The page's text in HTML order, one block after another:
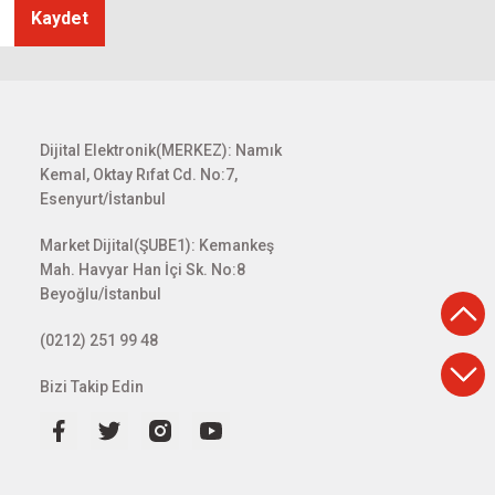
Kaydet
Dijital Elektronik(MERKEZ): Namık
Kemal, Oktay Rıfat Cd. No:7,
Esenyurt/İstanbul
Market Dijital(ŞUBE1): Kemankeş
Mah. Havyar Han İçi Sk. No:8
Beyoğlu/İstanbul
(0212) 251 99 48
Bizi Takip Edin